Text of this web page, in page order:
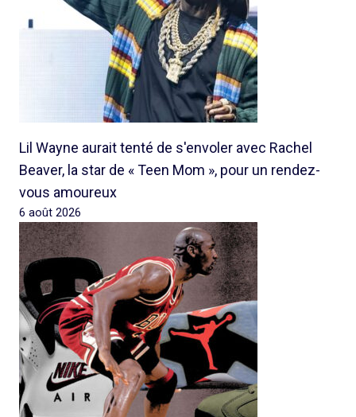
Lil Wayne aurait tenté de s'envoler avec Rachel
Beaver, la star de « Teen Mom », pour un rendez-
vous amoureux
6 août 2026